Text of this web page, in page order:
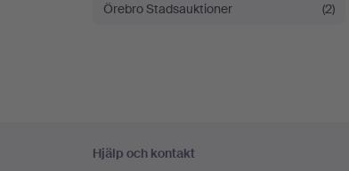
Örebro Stadsauktioner
(2)
Hjälp och kontakt